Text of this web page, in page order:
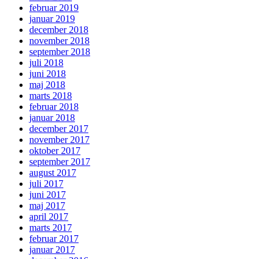
februar 2019
januar 2019
december 2018
november 2018
september 2018
juli 2018
juni 2018
maj 2018
marts 2018
februar 2018
januar 2018
december 2017
november 2017
oktober 2017
september 2017
august 2017
juli 2017
juni 2017
maj 2017
april 2017
marts 2017
februar 2017
januar 2017